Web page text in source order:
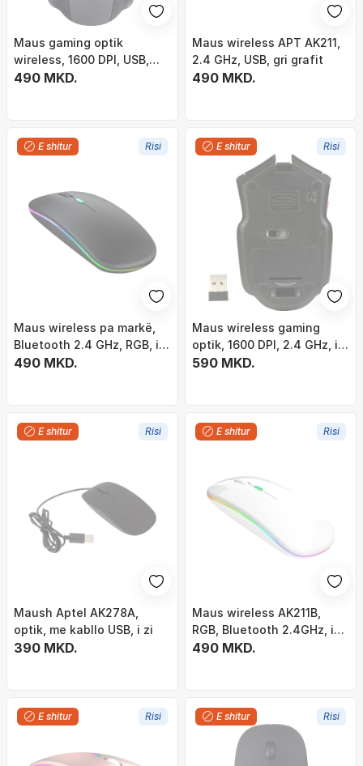
Maus gaming optik
wireless, 1600 DPI, USB,
argjendtë
490 MKD.
Maus wireless APT AK211,
2.4 GHz, USB, gri grafit
490 MKD.
E shitur Risi
Maus wireless pa markë,
Bluetooth 2.4 GHz, RGB, i
zi
490 MKD.
E shitur Risi
Maus wireless gaming
optik, 1600 DPI, 2.4 GHz, i
zi
590 MKD.
E shitur Risi
Maush Aptel AK278A,
optik, me kabllo USB, i zi
390 MKD.
E shitur Risi
Maus wireless AK211B,
RGB, Bluetooth 2.4GHz, i
bardhë
490 MKD.
E shitur Risi E shitur Risi